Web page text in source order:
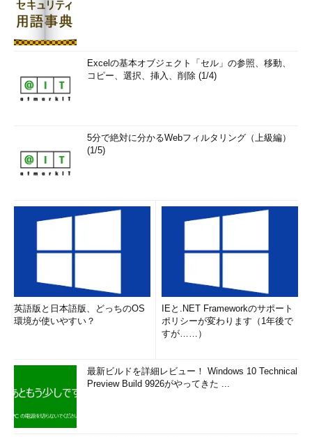
Excelの基本オブジェクト「セル」の参照、移動、
コピー、選択、挿入、削除 (1/4)
5分で絶対に分かるWebフィルタリング（上級編）
(1/5)
英語版と日本語版、どっちのOS
環境が使いやすい？
IEと.NET Frameworkのサポート
ポリシーが変わります（1年後で
すが……）
最新ビルドを詳細レビュー！ Windows 10 Technical
Preview Build 9926がやってきた ...